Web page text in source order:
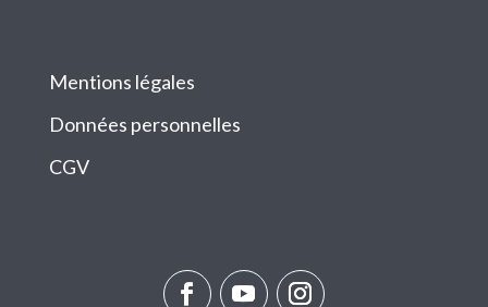
Mentions légales
Données personnelles
CGV